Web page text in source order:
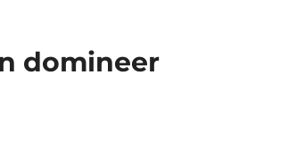
domineer